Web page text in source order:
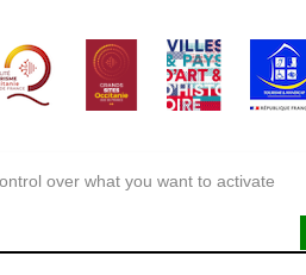
over what you want to activate